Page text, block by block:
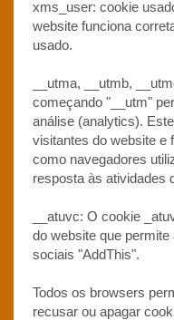
xms_user: cookie
website funciona
usado.
__utma, __utmb,
começando "__utm"
análise (analytics).
visitantes do website e
como navegadores
resposta às atividades
__atuvc: O cookie
do website que
sociais "AddThis".
Todos os browsers
recusar ou apagar